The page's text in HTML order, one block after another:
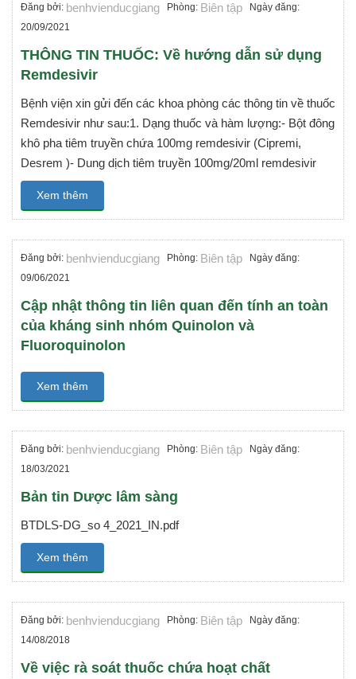
Đăng bởi: benhvienducgiang Phòng: Biên tập Ngày đăng:
20/09/2021
THÔNG TIN THUỐC: Về hướng dẫn sử dụng
Remdesivir
Bệnh viện xin gửi đến các khoa phòng các thông tin về thuốc
Remdesivir như sau:1. Dạng thuốc và hàm lượng:- Bột đông
khô pha tiêm truyền chứa 100mg remdesivir (Cipremi,
Desrem )- Dung dịch tiêm truyền 100mg/20ml remdesivir
Xem thêm
Đăng bởi: benhvienducgiang Phòng: Biên tập Ngày đăng:
09/06/2021
Cập nhật thông tin liên quan đến tính an toàn
của kháng sinh nhóm Quinolon và
Fluoroquinolon
Xem thêm
Đăng bởi: benhvienducgiang Phòng: Biên tập Ngày đăng:
18/03/2021
Bản tin Dược lâm sàng
BTDLS-DG_so 4_2021_IN.pdf
Xem thêm
Đăng bởi: benhvienducgiang Phòng: Biên tập Ngày đăng:
14/08/2018
Về việc rà soát thuốc chứa hoạt chất